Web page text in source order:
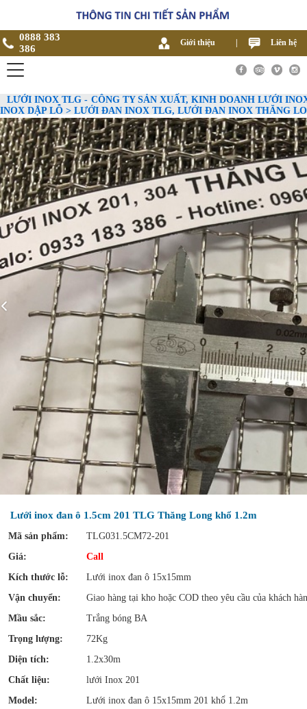
0888 383
386
Giới thiệu Liên hệ
LƯỚI INOX TLG - CÔNG TY SẢN XUẤT, KINH DOANH LƯỚI
INOX DẬP LỖ > LƯỚI ĐAN INOX TLG, LƯỚI ĐAN INOX THĂNG
Lưới inox đan ô 1.5cm 201 TLG Thăng Long khổ 1.2m
Mã sản phẩm:
TLG031.5CM72-201
Giá:
Call
Kích thước lỗ:
Lưới inox đan ô 15x15mm
Vận chuyển:
Giao hàng tại kho hoặc COD theo yêu cầu của khách
Mầu sắc:
Trắng bóng BA
Trọng lượng:
72Kg
Diện tích:
1.2x30m
Chất liệu:
lưới Inox 201
Model:
Lưới inox đan ô 15x15mm 201 khổ 1.2m